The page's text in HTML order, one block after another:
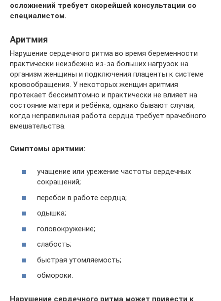
осложнений требует скорейшей консультации со
специалистом.
Аритмия
Нарушение сердечного ритма во время беременности
практически неизбежно из-за больших нагрузок на
организм женщины и подключения плаценты к системе
кровообращения. У некоторых женщин аритмия
протекает бессимптомно и практически не влияет на
состояние матери и ребёнка, однако бывают случаи,
когда неправильная работа сердца требует врачебного
вмешательства.
Симптомы аритмии:
учащение или урежение частоты сердечных
сокращений;
перебои в работе сердца;
одышка;
головокружение;
слабость;
быстрая утомляемость;
обмороки.
Нарушение сердечного ритма может привести к